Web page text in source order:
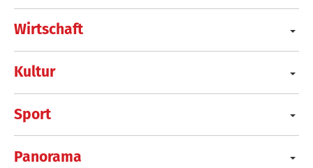
Wirtschaft
Kultur
Sport
Panorama